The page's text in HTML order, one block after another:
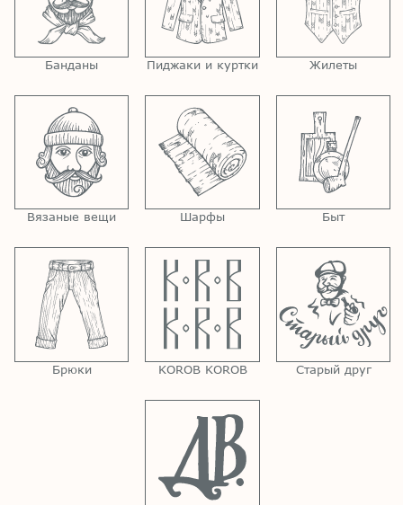
Банданы Пиджаки и куртки Жилеты
Вязаные вещи Шарфы Быт
Брюки KOROB KOROB Старый друг